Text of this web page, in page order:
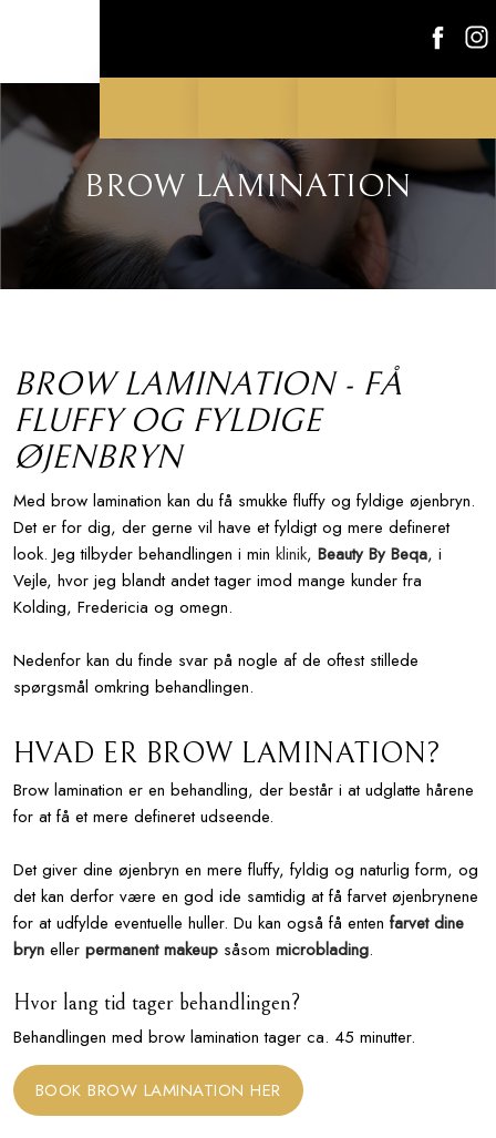
BROW LAMINATION​
BROW LAMINATION - FÅ
FLUFFY OG FYLDIGE
ØJENBRYN
​​Med brow lamination kan du få smukke fluffy og fyldige øjenbryn.
Det er for dig, der gerne vil have et fyldigt og mere defineret
look. Jeg tilbyder behandlingen i min klinik, Beauty By Beqa, i
Vejle, hvor jeg blandt andet tager imod mange kunder fra
Kolding, Fredericia og omegn.
Nedenfor kan du finde svar på nogle af de oftest stillede
spørgsmål omkring behandlingen.
HVAD ER BROW LAMINATION?
​Brow lamination er en behandling, der består i at udglatte hårene
for at få et mere defineret udseende.
Det giver dine øjenbryn en mere fluffy, fyldig og naturlig form, og
det kan derfor være en god ide samtidig at få farvet øjenbrynene
for at udfylde eventuelle huller. Du kan også få enten farvet dine
bryneller permanent makeupsåsom microblading.
Hvor lang tid tager behandlingen?
Behandlingen med brow lamination tager ca. 45 minutter.
BOOK BROW LAMINATION HER